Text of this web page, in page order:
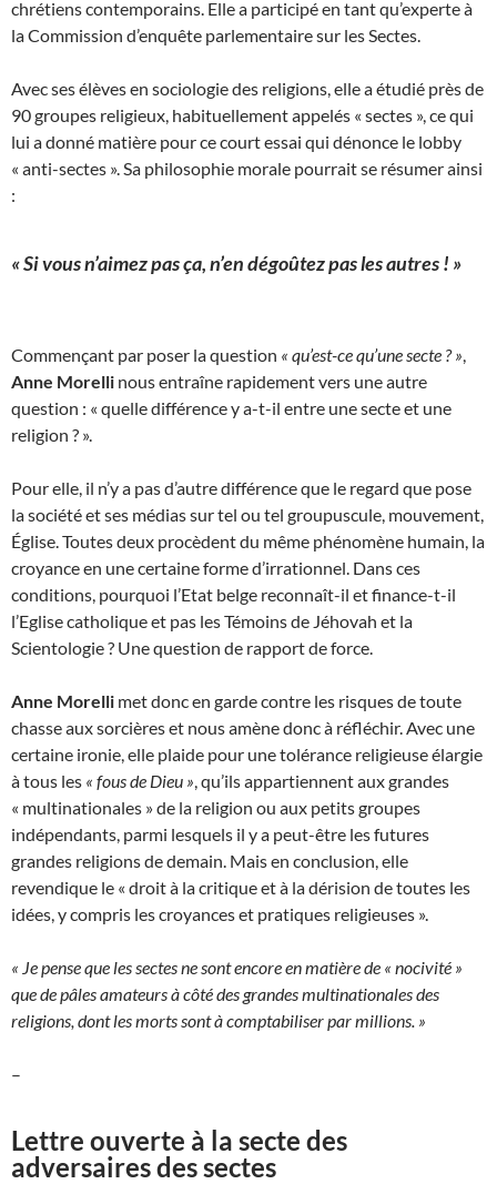
chrétiens contemporains. Elle a participé en tant qu’experte à
la Commission d’enquête parlementaire sur les Sectes.
Avec ses élèves en sociologie des religions, elle a étudié près de
90 groupes religieux, habituellement appelés « sectes », ce qui
lui a donné matière pour ce court essai qui dénonce le lobby
« anti-sectes ». Sa philosophie morale pourrait se résumer ainsi
:
« Si vous n’aimez pas ça, n’en dégoûtez pas les autres ! »
Commençant par poser la question « qu’est-ce qu’une secte ? »
Anne Morelli nous entraîne rapidement vers une autre
question : « quelle différence y a-t-il entre une secte et une
religion ? ».
Pour elle, il n’y a pas d’autre différence que le regard que pose
la société et ses médias sur tel ou tel groupuscule, mouvement,
Église. Toutes deux procèdent du même phénomène humain, la
croyance en une certaine forme d’irrationnel. Dans ces
conditions, pourquoi l’Etat belge reconnaît-il et finance-t-il
l’Eglise catholique et pas les Témoins de Jéhovah et la
Scientologie ? Une question de rapport de force.
Anne Morelli met donc en garde contre les risques de toute
chasse aux sorcières et nous amène donc à réfléchir. Avec une
certaine ironie, elle plaide pour une tolérance religieuse élargie
à tous les « fous de Dieu » , qu’ils appartiennent aux grandes
« multinationales » de la religion ou aux petits groupes
indépendants, parmi lesquels il y a peut-être les futures
grandes religions de demain. Mais en conclusion, elle
revendique le « droit à la critique et à la dérision de toutes les
idées, y compris les croyances et pratiques religieuses ».
« Je pense que les sectes ne sont encore en matière de « nocivité »
que de pâles amateurs à côté des grandes multinationales des
religions, dont les morts sont à comptabiliser par millions. »
–
Lettre ouverte à la secte des
adversaires des sectes